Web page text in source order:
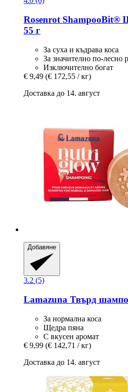
Rosenrot ShampooBit®
55 г
За суха и къдрава коса
За значително по-лесно
Изключително богат
€ 9,49 (€ 172,55 / кг)
Доставка до 14. август
Добавяне
3.2 (5)
Lamazuna Твърд
За нормална коса
Щедра пяна
С вкусен аромат
€ 9,99 (€ 142,71 / кг)
Доставка до 14. август